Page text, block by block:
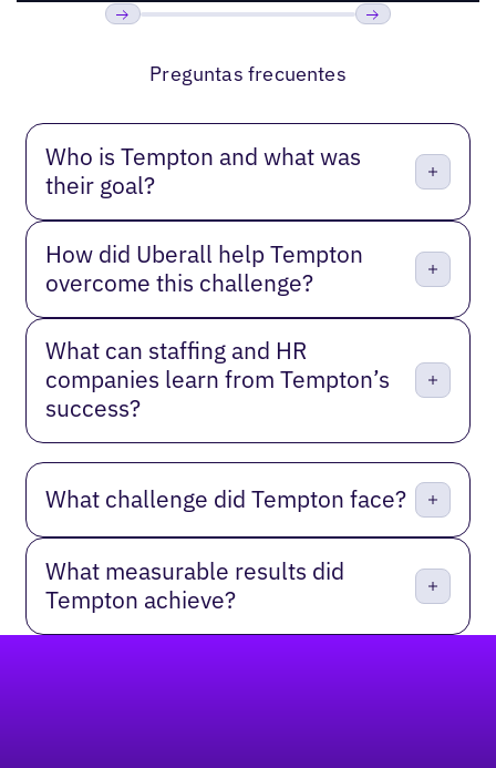
Preguntas frecuentes
Who is Tempton and what was
their goal?
How did Uberall help Tempton
overcome this challenge?
What can staffing and HR
companies learn from Tempton’s
success?
What challenge did Tempton face?
What measurable results did
Tempton achieve?